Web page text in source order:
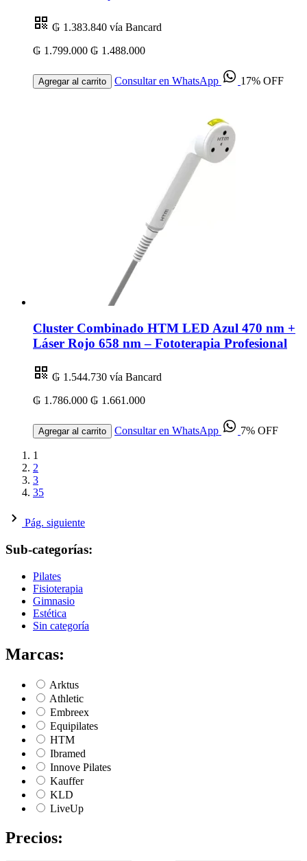
₲ 1.383.840 vía Bancard
₲ 1.799.000 ₲ 1.488.000
Agregar al carrito Consultar en WhatsApp 17% OFF
Cluster Combinado HTM LED Azul 470 nm +
Láser Rojo 658 nm – Fototerapia Profesional
₲ 1.544.730 vía Bancard
₲ 1.786.000 ₲ 1.661.000
Agregar al carrito Consultar en WhatsApp 7% OFF
1
2
3
35
Pág. siguiente
Sub-categorías:
Pilates
Fisioterapia
Gimnasio
Estética
Sin categoría
Marcas:
Arktus
Athletic
Embreex
Equipilates
HTM
Ibramed
Innove Pilates
Kauffer
KLD
LiveUp
Precios: